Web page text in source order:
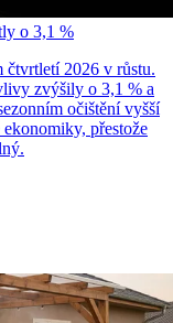
o 3,1 %
čtvrtletí 2026 v růstu.
zvýšily o 3,1 % a
očištění vyšší
přestože